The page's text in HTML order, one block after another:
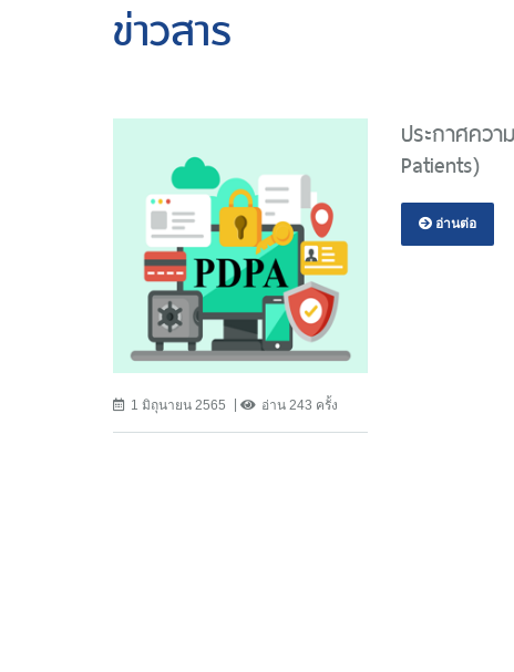
ข่าวสาร
1 มิถุนายน 2565 อ่าน 243 ครั้ง
ประกาศควา
Patients)
อ่านต่อ